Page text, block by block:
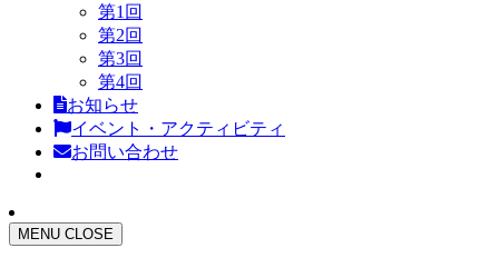
第1回
第2回
第3回
第4回
お知らせ
イベント・アクティビティ
お問い合わせ
MENU CLOSE